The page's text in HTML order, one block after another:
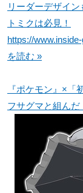
リーダーデザイ
トミクは必見！
https://
を読む »
『ポケモン』×「
フサグマと組ん